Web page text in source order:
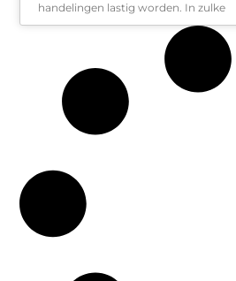
handelingen lastig worden. In zulke